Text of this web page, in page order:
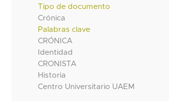
Tipo de documento
Crónica
Palabras clave
CRÓNICA
Identidad
CRONISTA
Historia
Centro Universitario UAEM